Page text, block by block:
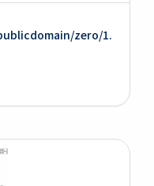
zero/1.